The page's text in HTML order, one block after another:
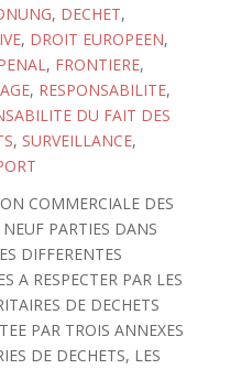
, DECHET,
, DROIT EUROPEEN,
, FRONTIERE,
, RESPONSABILITE,
DU FAIT DES
, SURVEILLANCE,
COMMERCIALE DES
PARTIES DANS
DIFFERENTES
A RESPECTER PAR LES
DE DECHETS
PAR TROIS ANNEXES
DE DECHETS, LES